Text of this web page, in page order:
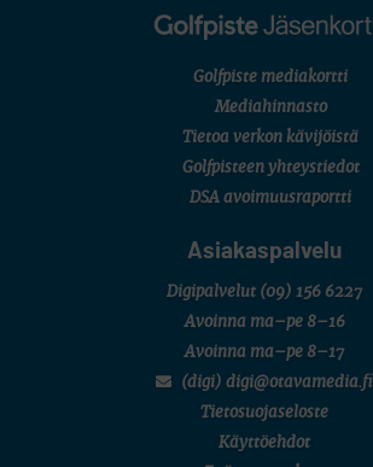
Golfpiste mediakortti
Mediahinnasto
Tietoa verkon kävijöistä
Golfpisteen yhteystiedot
DSA avoimuusraportti
Asiakaspalvelu
Digipalvelut (09) 156 6227
Avoinna ma–pe 8–16
Avoinna ma–pe 8–17
(digi) digi@otavamedia.fi
Tietosuojaseloste
Käyttöehdot